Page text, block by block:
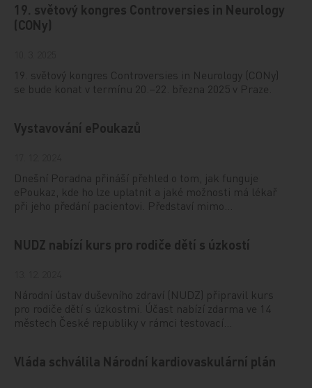
19. světový kongres Controversies in Neurology
(CONy)
19. světový kongres Controversies in Neurology (CONy)
se bude konat v termínu 20.–22. března 2025 v Praze.
Vystavování ePoukazů
Dnešní Poradna přináší přehled o tom, jak funguje
ePoukaz, kde ho lze uplatnit a jaké možnosti má lékař
při jeho předání pacientovi. Představí mimo…
NUDZ nabízí kurs pro rodiče dětí s úzkostí
Národní ústav duševního zdraví (NUDZ) připravil kurs
pro rodiče dětí s úzkostmi. Účast nabízí zdarma ve 14
městech České republiky v rámci testovací…
Vláda schválila Národní kardiovaskulární plán